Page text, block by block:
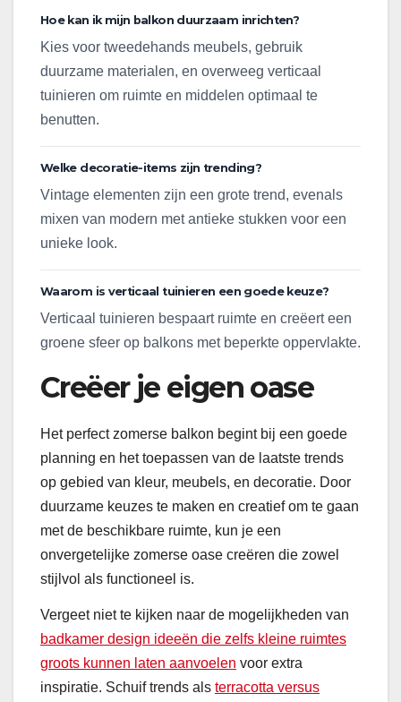
Hoe kan ik mijn balkon duurzaam inrichten?
Kies voor tweedehands meubels, gebruik
duurzame materialen, en overweeg verticaal
tuinieren om ruimte en middelen optimaal te
benutten.
Welke decoratie-items zijn trending?
Vintage elementen zijn een grote trend, evenals
mixen van modern met antieke stukken voor een
unieke look.
Waarom is verticaal tuinieren een goede keuze?
Verticaal tuinieren bespaart ruimte en creëert een
groene sfeer op balkons met beperkte oppervlakte.
Creëer je eigen oase
Het perfect zomerse balkon begint bij een goede
planning en het toepassen van de laatste trends
op gebied van kleur, meubels, en decoratie. Door
duurzame keuzes te maken en creatief om te gaan
met de beschikbare ruimte, kun je een
onvergetelijke zomerse oase creëren die zowel
stijlvol als functioneel is.
Vergeet niet te kijken naar de mogelijkheden van
badkamer design ideeën die zelfs kleine ruimtes
groots kunnen laten aanvoelen voor extra
inspiratie. Schuif trends als terracotta versus